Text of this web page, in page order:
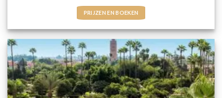
PRIJZEN EN BOEKEN